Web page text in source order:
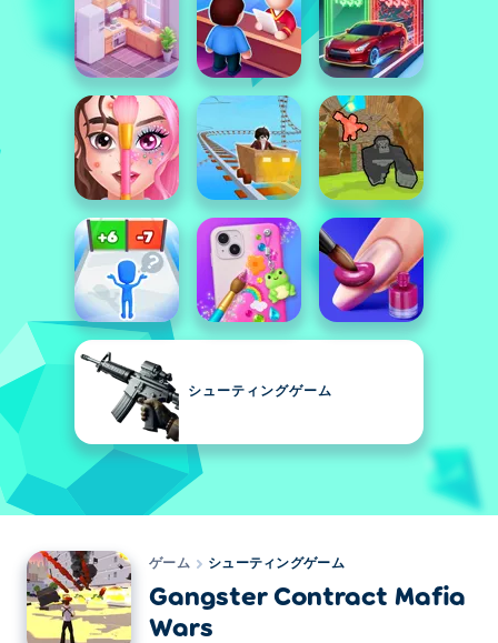
シューティングゲーム
ゲーム シューティングゲーム
Gangster Contract Mafia
Wars